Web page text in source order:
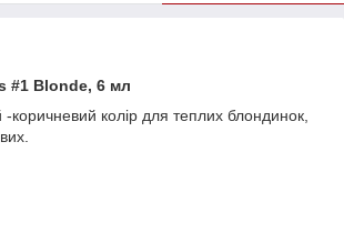
#1 Blonde, 6 мл
коричневий колір для теплих блондинок,